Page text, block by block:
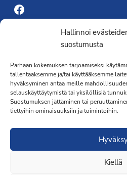
Hallinnoi
suostumusta
Parhaan kokemuksen tarjoamiseksi
tallentaaksemme ja/tai käyttääksemme
hyväksyminen antaa meille
selauskäyttäytymistä tai yksilöllisiä
Suostumuksen jättäminen tai
tiettyihin ominaisuuksiin ja toimintoihin.
Kiellä
Facebook
Yhdistyksen toimisto
Laivapojankatu 3 C, 00180 Helsinki
toimisto@propo.fi
Saavutettavuusseloste »
Toiminnanjohtaja